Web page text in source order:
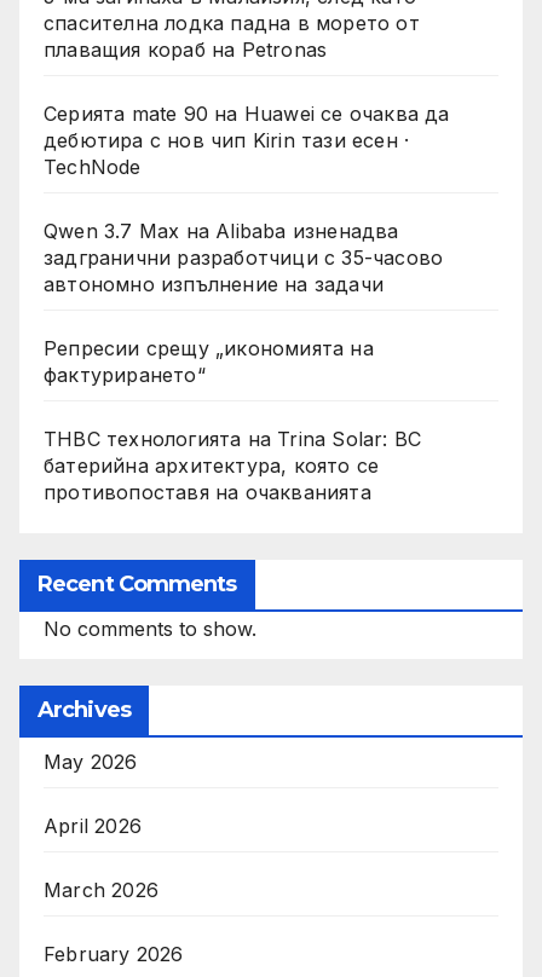
спасителна лодка падна в морето от
плаващия кораб на Petronas
Серията mate 90 на Huawei се очаква да
дебютира с нов чип Kirin тази есен ·
TechNode
Qwen 3.7 Max на Alibaba изненадва
задгранични разработчици с 35-часово
автономно изпълнение на задачи
Репресии срещу „икономията на
фактурирането“
THBC технологията на Trina Solar: BC
батерийна архитектура, която се
противопоставя на очакванията
Recent Comments
No comments to show.
Archives
May 2026
April 2026
March 2026
February 2026